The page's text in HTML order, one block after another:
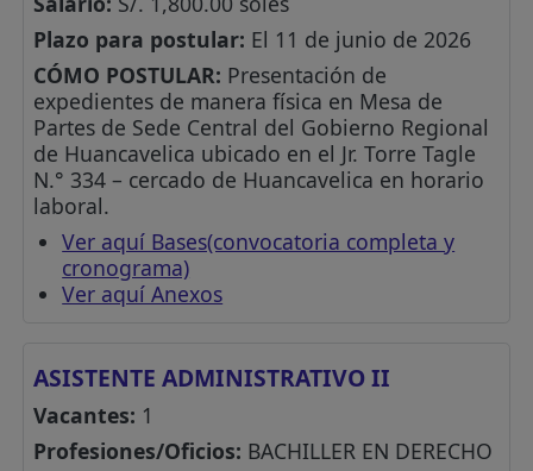
Plazo para postular: El 11 de junio de 2026
CÓMO POSTULAR: Presentación de
expedientes de manera física en Mesa de
Partes de Sede Central del Gobierno Regional
de Huancavelica ubicado en el Jr. Torre Tagle
N.° 334 – cercado de Huancavelica en horario
laboral.
Ver aquí Bases(convocatoria completa y
cronograma)
Ver aquí Anexos
ASISTENTE ADMINISTRATIVO II
Vacantes: 1
Profesiones/Oficios: BACHILLER EN DERECHO